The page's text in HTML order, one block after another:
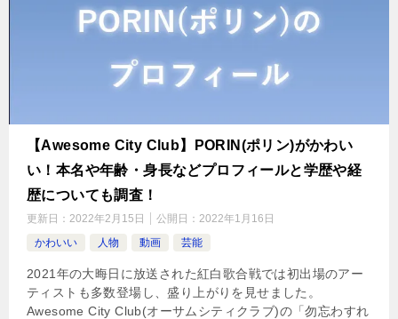
【Awesome City Club】PORIN(ポリン)がかわい
い！本名や年齢・身長などプロフィールと学歴や経
歴についても調査！
更新日： 2022年2月15日 公開日： 2022年1月16日
かわいい
人物 動画 芸能
2021年の大晦日に放送された紅白歌合戦では初出場のアー
ティストも多数登場し、盛り上がりを見せました。
Awesome City Club(オーサムシティクラブ)の「勿忘わすれ